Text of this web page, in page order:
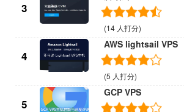
3
(14 人打分)
4
AWS lightsail VPS
(5 人打分)
5
GCP VPS